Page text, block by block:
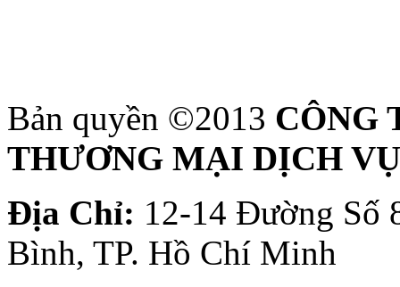
Bản quyền ©2013 CÔNG
THƯƠNG MẠI DỊCH
Địa Chỉ: 12-14 Đường Số
Bình, TP. Hồ Chí Minh